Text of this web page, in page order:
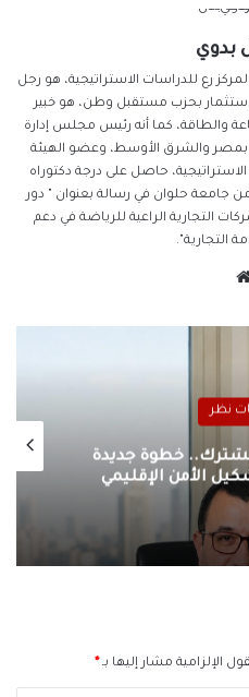
بدوي
رع للدراسات الاستراتيجية، هو رجل
بحزب مستقبل وطن، هو خبير
كما أنه رئيس مجلس إدارة
بمصر والشرق الأوسط، وعضو الهيئة
حاصل على درجة دكتوراه
من جامعة حلوان في رسالة بعنوان " دور
التجارية الراعية للرياضة في دعم
التجارية".
نظر
خطوة جديدة
الأمن الإقليمي
الإلزامية مشار إليها بـ*